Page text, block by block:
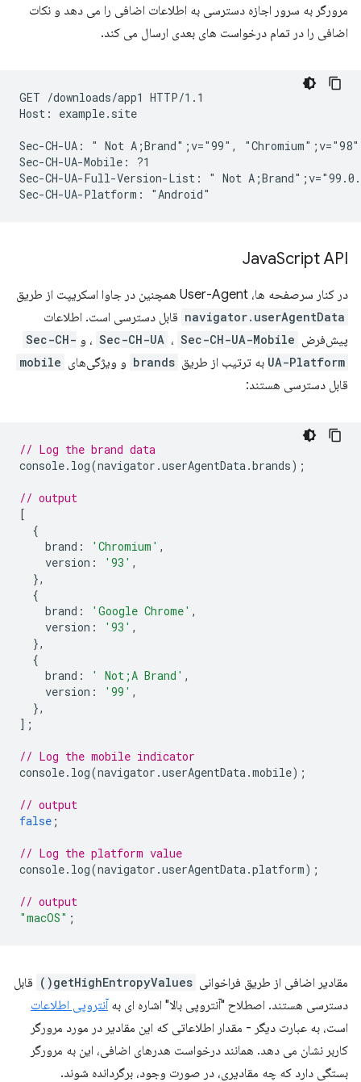
مرورگر به سرور اجازه دسترسی به اطلاعات اضافی را می دهد و نکات
اضافی را در تمام درخواست های بعدی ارسال می کند.
GET /downloads/app1 HTTP/1.1
Host: example.site
Sec-CH-UA: " Not A;Brand";v="99",
Sec-CH-UA-Mobile: ?1
Sec-CH-UA-Full-Version-List: " Not
JavaScript API
در کنار سرصفحه ها، User-Agent همچنین در جاوا اسکریپت از طریق
navigator.userAgentData قابل دسترسی است. اطلاعات
پیش‌فرض
Sec-CH-UA ، Sec-CH-UA-Mobile ، و Sec-CH-
UA-Platform به ترتیب از طریق brands و ویژگی‌های mobile
قابل دسترسی هستند:
// Log the brand data
console. log(navigator .userAgentData.brands);
// output
[
{
brand : 'Chromium' ,
version : '93' ,
},
{
brand : 'Google Chrome' ,
version : '93' ,
},
{
brand : ' Not;A Brand' ,
version : '99' ,
},
];
// Log the mobile indicator
console. log(navigator .userAgentData.mobile);
// output
false ;
// Log the platform value
console. log(navigator .userAgentData.platform);
// output
"macOS" ;
مقادیر اضافی از طریق فراخوانی getHighEntropyValues()
​​قابل
دسترسی هستند. اصطلاح "آنتروپی بالا" اشاره ای به آنتروپی اطلاعات
است، به عبارت دیگر - مقدار اطلاعاتی که این مقادیر در مورد مرورگر
کاربر نشان می دهد. همانند درخواست هدرهای اضافی، این به مرورگر
بستگی دارد که چه مقادیری، در صورت وجود، برگردانده شوند.